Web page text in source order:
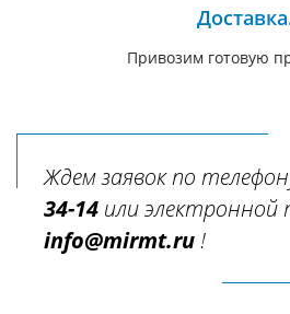
Привозим готовую
Ждем заявок по
34-14 или электронной
info@mirmt.ru!